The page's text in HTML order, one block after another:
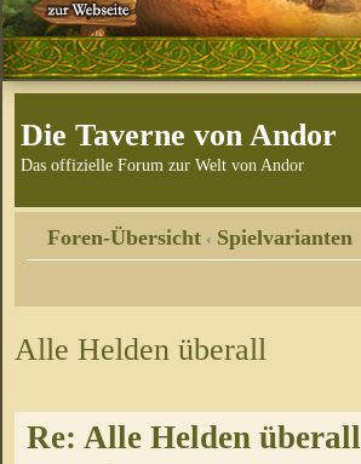
Die Taverne von Andor
Das offizielle Forum zur Welt von Andor
Foren-Übersicht ‹ Spielvarianten
Alle Helden überall
Re: Alle Helden überall